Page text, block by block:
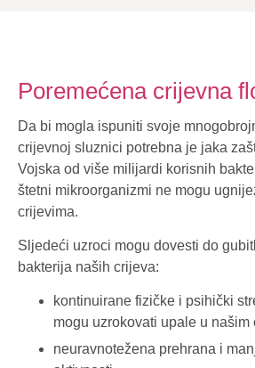
Poremećena crijevna
Da bi mogla ispuniti svoje
crijevnoj sluznici potrebna je jaka
Vojska od više milijardi korisnih
štetni mikroorganizmi ne mogu
crijevima.
Sljedeći uzroci mogu dovesti do
bakterija naših crijeva:
kontinuirane fizičke i psihički
mogu uzrokovati upale u našim
neuravnotežena prehrana i